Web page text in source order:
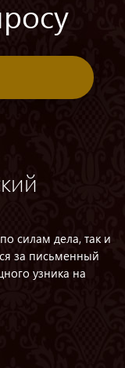
силам дела, так и
за письменный
узника на